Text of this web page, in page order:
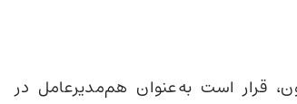
قرار است به‌عنوان هم‌مدیرعامل در